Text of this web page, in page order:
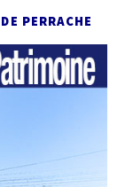
DE PERRACHE